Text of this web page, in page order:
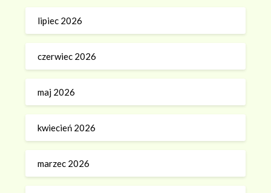
lipiec 2026
czerwiec 2026
maj 2026
kwiecień 2026
marzec 2026